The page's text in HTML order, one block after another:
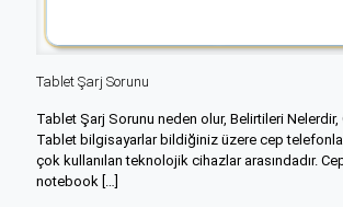
Tablet Şarj Sorunu
Tablet Şarj Sorunu neden olur, Belirtileri
Tablet bilgisayarlar bildiğiniz üzere cep
çok kullanılan teknolojik cihazlar arasındadır.
notebook